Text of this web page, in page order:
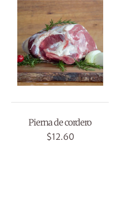
Pierna de cordero
$12.60